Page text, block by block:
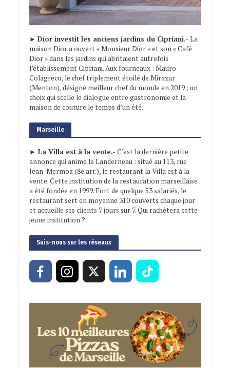
► Dior investit les anciens jardins du Cipriani.- La
maison Dior a ouvert « Monsieur Dior » et son « Café
Dior » dans les jardins qui abritaient autrefois
l’établissement Cipriani. Aux fourneaux : Mauro
Colagreco, le chef triplement étoilé de Mirazur
(Menton), désigné meilleur chef du monde en 2019 ; un
choix qui scelle le dialogue entre gastronomie et la
maison de couture le temps d’un été.
Marseille
► La Villa est à la vente.- C’est la dernière petite
annonce qui anime le Landerneau : situé au 113, rue
Jean-Mermoz (8e arr.), le restaurant la Villa est à la
vente. Cette institution de la restauration marseillaise
a été fondée en 1999. Fort de quelque 53 salariés, le
restaurant sert en moyenne 310 couverts chaque jour
et accueille ses clients 7 jours sur 7. Qui rachètera cette
jeune institution ?
Suis-nous sur les réseaux